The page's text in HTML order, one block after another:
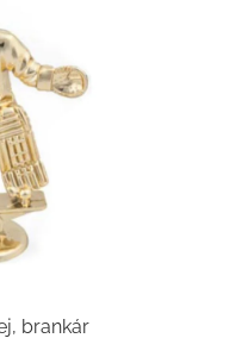
brankár